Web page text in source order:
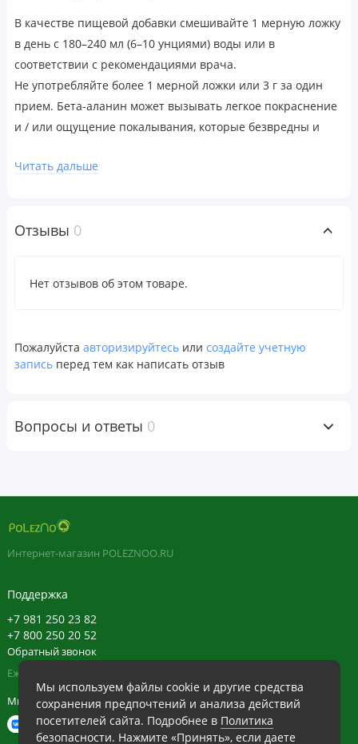
В качестве пищевой добавки смешивайте 1 мерную ложку
в день с 180–240 мл (6–10 унциями) воды или в
соответствии с рекомендациями врача.
Не употребляйте более 1 мерной ложки или 3 г за один
прием. Бета-аланин может вызывать легкое покраснение
и / или ощущение покалывания, которые безвредны и
Содержимое продается по весу, а не по объему. Возможна
применения во время беременности, кормления грудью,
для детей месте. Не следует использовать продукт, если
защитная пленка повреждена или отсутствует.
ценность
упаковке:60
Бета-аланин
норма не
определена.
Читать дальше
Отзывы 0
Нет отзывов об этом товаре.
Пожалуйста авторизируйтесь или создайте учетную
запись перед тем как написать отзыв
Вопросы и ответы 0
Мы используем файлы cookie и другие средства
сохранения предпочтений и анализа действий
посетителей сайта. Подробнее в Политика
безопасности. Нажмите «Принять», если даете
Интернет-магазин POLEZNOO.RU
Поддержка
+7 981 250 23 82
+7 800 250 20 52
Обратный звонок
Ежедневно в будние с 11:30 до 20:30, в выходные с 11:30 до 19:30
Мы в сети